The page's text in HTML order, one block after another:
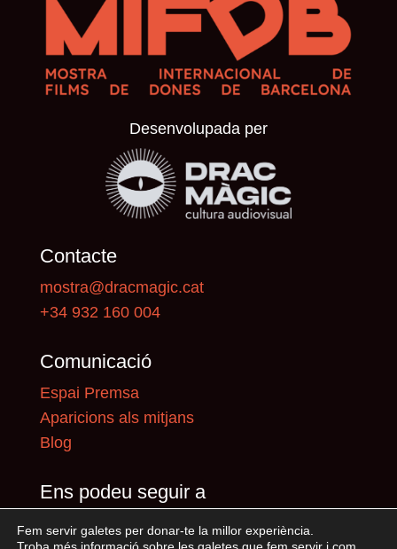
Desenvolupada per
Contacte
mostra@dracmagic.cat
+34 932 160 004
Comunicació
Espai Premsa
Aparicions als mitjans
Blog
Ens podeu seguir a
Fem servir galetes per donar-te la millor experiència.